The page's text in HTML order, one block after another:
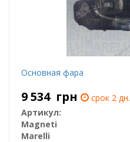
Основная фара
9 534 грн
срок 2 дн.
Артикул:
Magneti
Marelli